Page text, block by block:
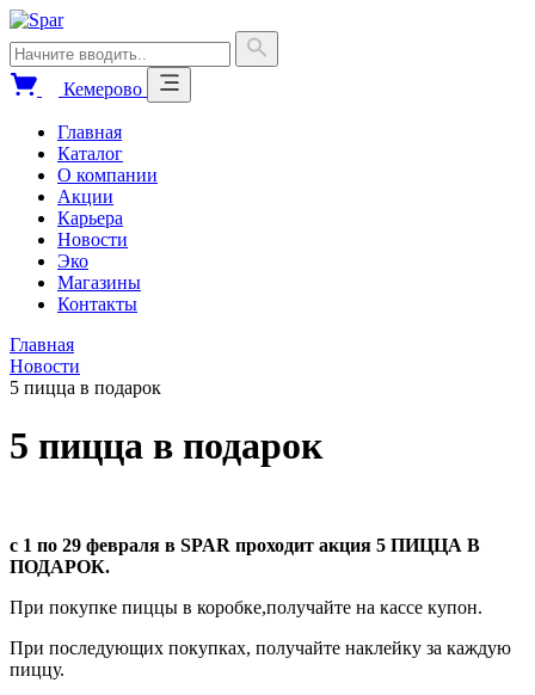
Кемерово
Главная
Каталог
О компании
Акции
Карьера
Новости
Эко
Магазины
Контакты
Главная
Новости
5 пицца в подарок
5 пицца в подарок
с 1 по 29 февраля в SPAR проходит акция 5 ПИЦЦА В
ПОДАРОК.
При покупке пиццы в коробке,получайте на кассе купон.
При последующих покупках, получайте наклейку за каждую
пиццу.